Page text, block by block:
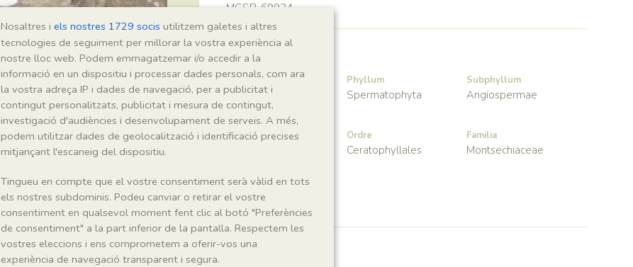
MGSB-69934
Taxonomia
Regne
Plantae
Phyllum
Spermatophyta
Subphyllum
Angiospermae
Classe Ordre
Ceratophyllales
Familia
Montsechiaceae
Génere
Montsechia
Localitat
Nosaltres i els nostres 1729 socis utilitzem galetes i altres
tecnologies de seguiment per millorar la vostra experiència al
nostre lloc web. Podem emmagatzemar i/o accedir a la
informació en un dispositiu i processar dades personals, com ara
la vostra adreça IP i dades de navegació, per a publicitat i
contingut personalitzats, publicitat i mesura de contingut,
investigació d'audiències i desenvolupament de serveis. A més,
podem utilitzar dades de geolocalització i identificació precises
mitjançant l'escaneig del dispositiu.
Tingueu en compte que el vostre consentiment serà vàlid en tots
els nostres subdominis. Podeu canviar o retirar el vostre
consentiment en qualsevol moment fent clic al botó "Preferències
de consentiment" a la part inferior de la pantalla. Respectem les
vostres eleccions i ens comprometem a oferir-vos una
experiència de navegació transparent i segura.